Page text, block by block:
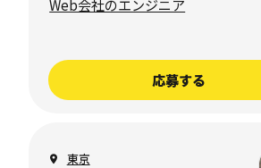
Web会社のエンジニア
応募する
東京